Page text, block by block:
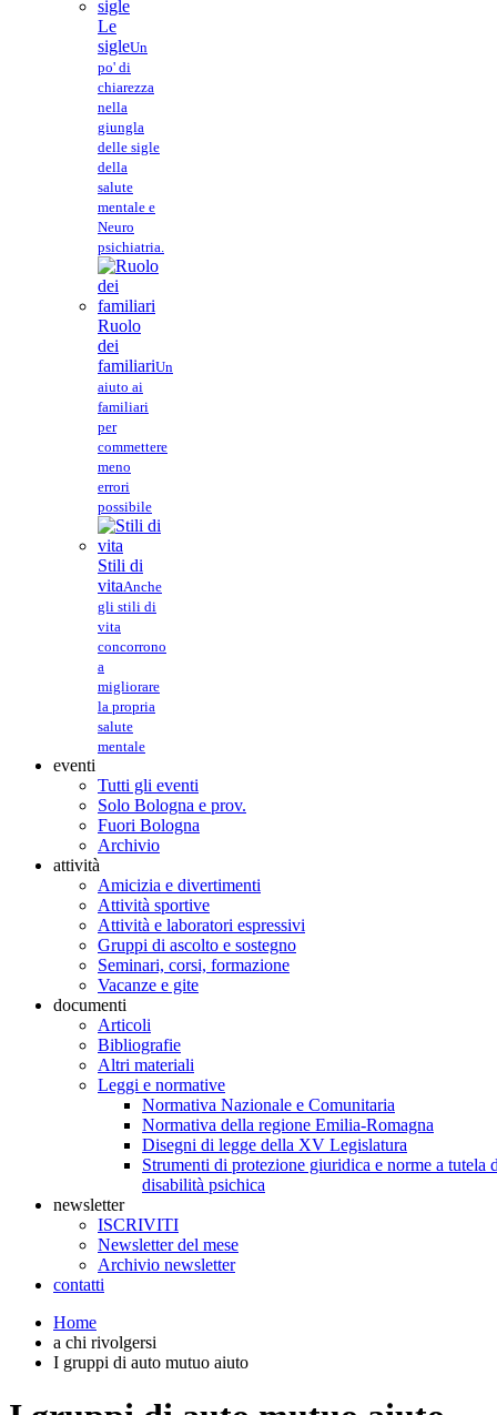
Le
sigleUn
po' di
chiarezza
nella
giungla
delle sigle
della
salute
mentale e
Neuro
psichiatria.
Ruolo
dei
familiariUn
aiuto ai
familiari
per
commettere
meno
errori
possibile
Stili di
vitaAnche
gli stili di
vita
concorrono
a
migliorare
la propria
salute
mentale
eventi
Tutti gli eventi
Solo Bologna e prov.
Fuori Bologna
Archivio
attività
Amicizia e divertimenti
Attività sportive
Attività e laboratori espressivi
Gruppi di ascolto e sostegno
Seminari, corsi, formazione
Vacanze e gite
documenti
Articoli
Bibliografie
Altri materiali
Leggi e normative
Normativa Nazionale e Comunitaria
Normativa della regione Emilia-Romagna
Disegni di legge della XV Legislatura
Strumenti di protezione giuridica e norme a tutela
disabilità psichica
newsletter
ISCRIVITI
Newsletter del mese
Archivio newsletter
contatti
Home
a chi rivolgersi
I gruppi di auto mutuo aiuto